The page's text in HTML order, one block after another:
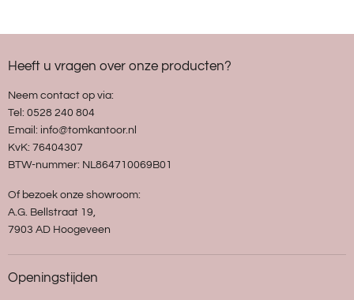
Heeft u vragen over onze producten?
Neem contact op via:
Tel: 0528 240 804
Email: info@tomkantoor.nl
KvK: 76404307
BTW-nummer: NL864710069B01
Of bezoek onze showroom:
A.G. Bellstraat 19,
7903 AD Hoogeveen
Openingstijden